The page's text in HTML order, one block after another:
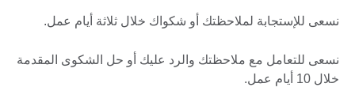
نسعى للإستجابة لملاحظتك أو شكواك خلال ثلاثة أيام عمل.
نسعى للتعامل مع ملاحظتك والرد عليك أو حل الشكوى المقدمة
خلال 10 أيام عمل.